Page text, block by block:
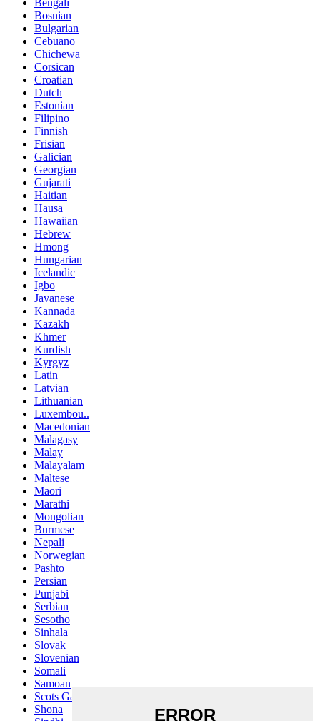
Bengali
Bosnian
Bulgarian
Cebuano
Chichewa
Corsican
Croatian
Dutch
Estonian
Filipino
Finnish
Frisian
Galician
Georgian
Gujarati
Haitian
Hausa
Hawaiian
Hebrew
Hmong
Hungarian
Icelandic
Igbo
Javanese
Kannada
Kazakh
Khmer
Kurdish
Kyrgyz
Latin
Latvian
Lithuanian
Luxembou..
Macedonian
Malagasy
Malay
Malayalam
Maltese
Maori
Marathi
Mongolian
Burmese
Nepali
Norwegian
Pashto
Persian
Punjabi
Serbian
Sesotho
Sinhala
Slovak
Slovenian
Somali
Samoan
Scots Gaelic
Shona